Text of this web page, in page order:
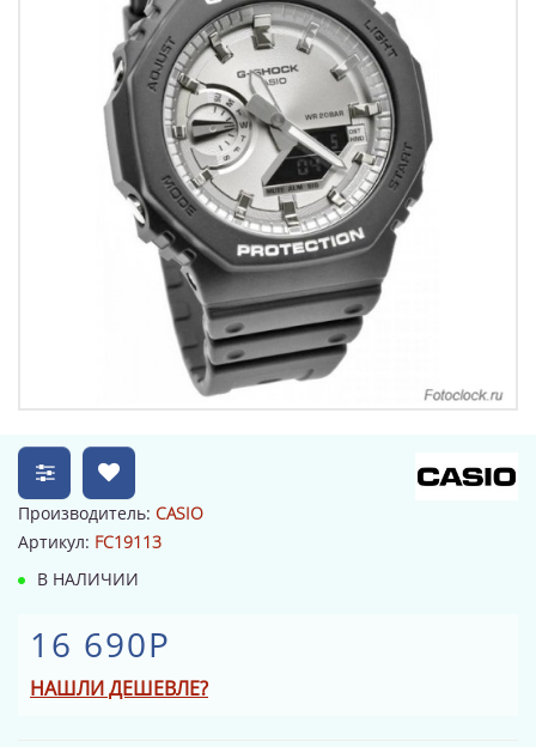
Производитель: CASIO
Артикул: FC19113
В НАЛИЧИИ
16 690Р
НАШЛИ ДЕШЕВЛЕ?